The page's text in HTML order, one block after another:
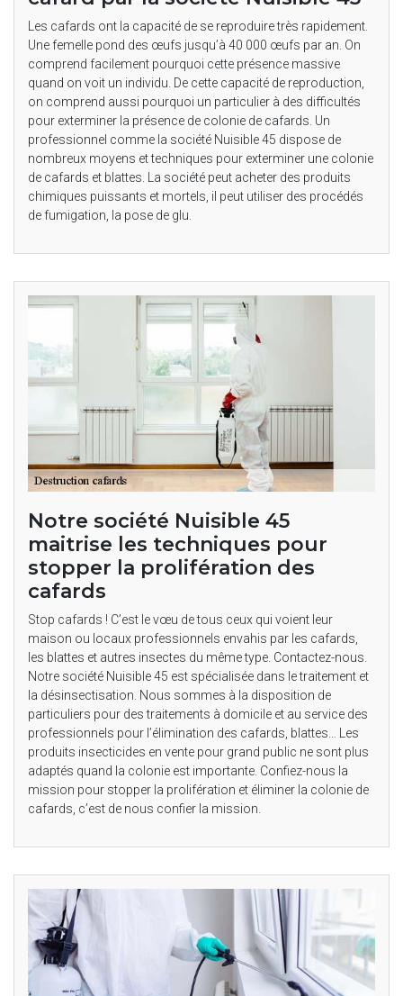
Les cafards ont la capacité de se reproduire très rapidement.
Une femelle pond des œufs jusqu’à 40 000 œufs par an. On
comprend facilement pourquoi cette présence massive
quand on voit un individu. De cette capacité de reproduction,
on comprend aussi pourquoi un particulier à des difficultés
pour exterminer la présence de colonie de cafards. Un
professionnel comme la société Nuisible 45 dispose de
nombreux moyens et techniques pour exterminer une colonie
de cafards et blattes. La société peut acheter des produits
chimiques puissants et mortels, il peut utiliser des procédés
de fumigation, la pose de glu.
Notre société Nuisible 45
maitrise les techniques pour
stopper la prolifération des
cafards
Stop cafards ! C’est le vœu de tous ceux qui voient leur
maison ou locaux professionnels envahis par les cafards,
les blattes et autres insectes du même type. Contactez-nous.
Notre société Nuisible 45 est spécialisée dans le traitement et
la désinsectisation. Nous sommes à la disposition de
particuliers pour des traitements à domicile et au service des
professionnels pour l’élimination des cafards, blattes… Les
produits insecticides en vente pour grand public ne sont plus
adaptés quand la colonie est importante. Confiez-nous la
mission pour stopper la prolifération et éliminer la colonie de
cafards, c’est de nous confier la mission.